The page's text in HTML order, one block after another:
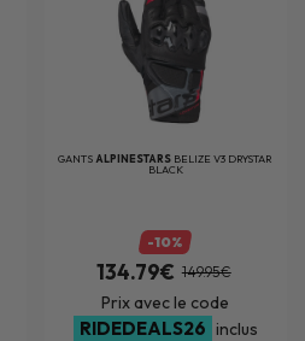
GANTS ALPINESTARS BELIZE V3 DRYSTAR
BLACK
-10%
134.79€ 149.95€
Prix avec le code
RIDEDEALS26 inclus